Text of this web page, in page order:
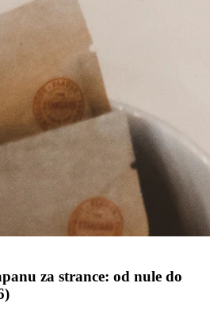
za strance: od nule do